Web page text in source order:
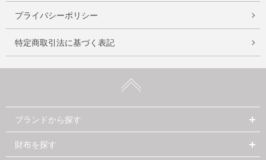
プライバシーポリシー
特定商取引法に基づく表記
ブランドから探す
財布を探す